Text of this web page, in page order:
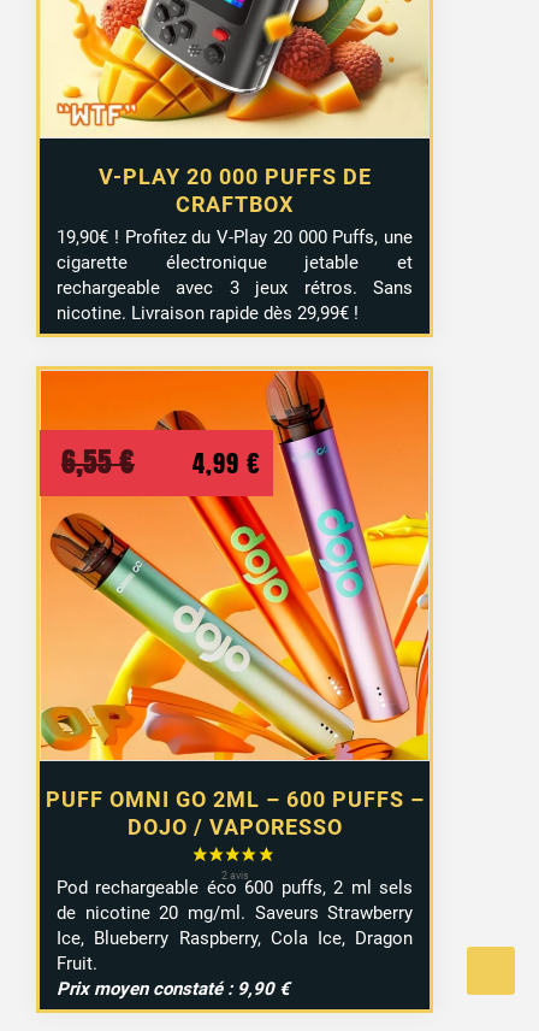
V-PLAY 20 000 PUFFS DE
CRAFTBOX
19,90€ ! Profitez du V-Play 20 000 Puffs, une
cigarette électronique jetable et
rechargeable avec 3 jeux rétros. Sans
nicotine. Livraison rapide dès 29,99€ !
PUFF OMNI GO 2ML – 600 PUFFS –
DOJO / VAPORESSO
6,55€
Le
prix
initial
était :
6,55 €.
4,99 € Le
prix
actuel
est :
4,99 €.
Pod rechargeable éco 600 puffs, 2 ml sels
de nicotine 20 mg/ml. Saveurs Strawberry
Ice, Blueberry Raspberry, Cola Ice, Dragon
Fruit.
Prix moyen constaté : 9,90 €